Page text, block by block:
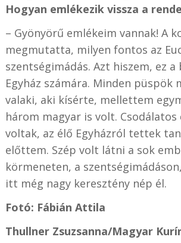
Hogyan emlékezik vissza a
– Gyönyörű emlékeim vannak! A
megmutatta, milyen fontos az
szentségimádás. Azt hiszem, ez
Egyház számára. Minden püspök
valaki, aki kísérte, mellettem
három magyar is volt.
voltak, az élő Egyházról tettek
előttem. Szép volt látni a sok
körmeneten, a
itt még nagy keresztény nép él.
Fotó: Fábián Attila
Thullner Zsuzsanna/Magyar